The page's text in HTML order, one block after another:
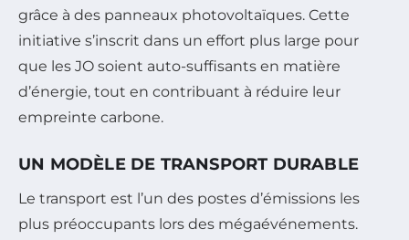
grâce à des panneaux photovoltaïques. Cette
initiative s’inscrit dans un effort plus large pour
que les JO soient auto-suffisants en matière
d’énergie, tout en contribuant à réduire leur
empreinte carbone.
UN MODÈLE DE TRANSPORT DURABLE
Le transport est l’un des postes d’émissions les
plus préoccupants lors des mégaévénements.